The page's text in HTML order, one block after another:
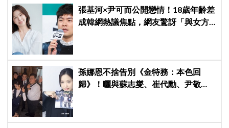
張基河×尹可而公開戀情！18歲年齡差
成韓網熱議焦點，網友驚訝「與女方
孫娜恩不捨告別《金特務：本色回
歸》！曬與蘇志燮、崔代勳、尹敬